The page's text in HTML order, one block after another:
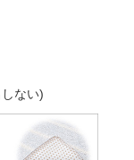
ない)